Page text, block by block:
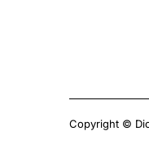
Copyright ©